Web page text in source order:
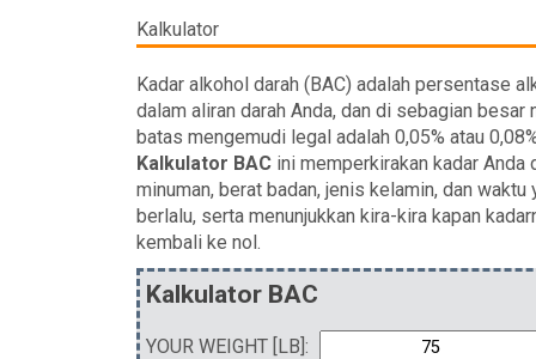
Kalkulator
Kadar alkohol darah (BAC) adalah persentase
dalam aliran darah Anda, dan di sebagian besar
batas mengemudi legal adalah 0,05% atau
Kalkulator BAC ini memperkirakan kadar Anda
minuman, berat badan, jenis kelamin, dan waktu
berlalu, serta menunjukkan kira-kira kapan
kembali ke nol.
Kalkulator BAC
YOUR WEIGHT [LB]: